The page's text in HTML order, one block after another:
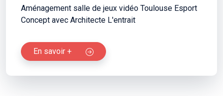
Aménagement salle de jeux vidéo Toulouse Esport
Concept avec Architecte L'entrait
En savoir +